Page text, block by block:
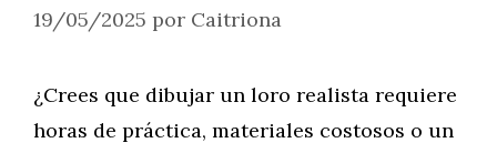
19/05/2025 por Caitriona
¿Crees que dibujar un loro realista requiere
horas de práctica, materiales costosos o un